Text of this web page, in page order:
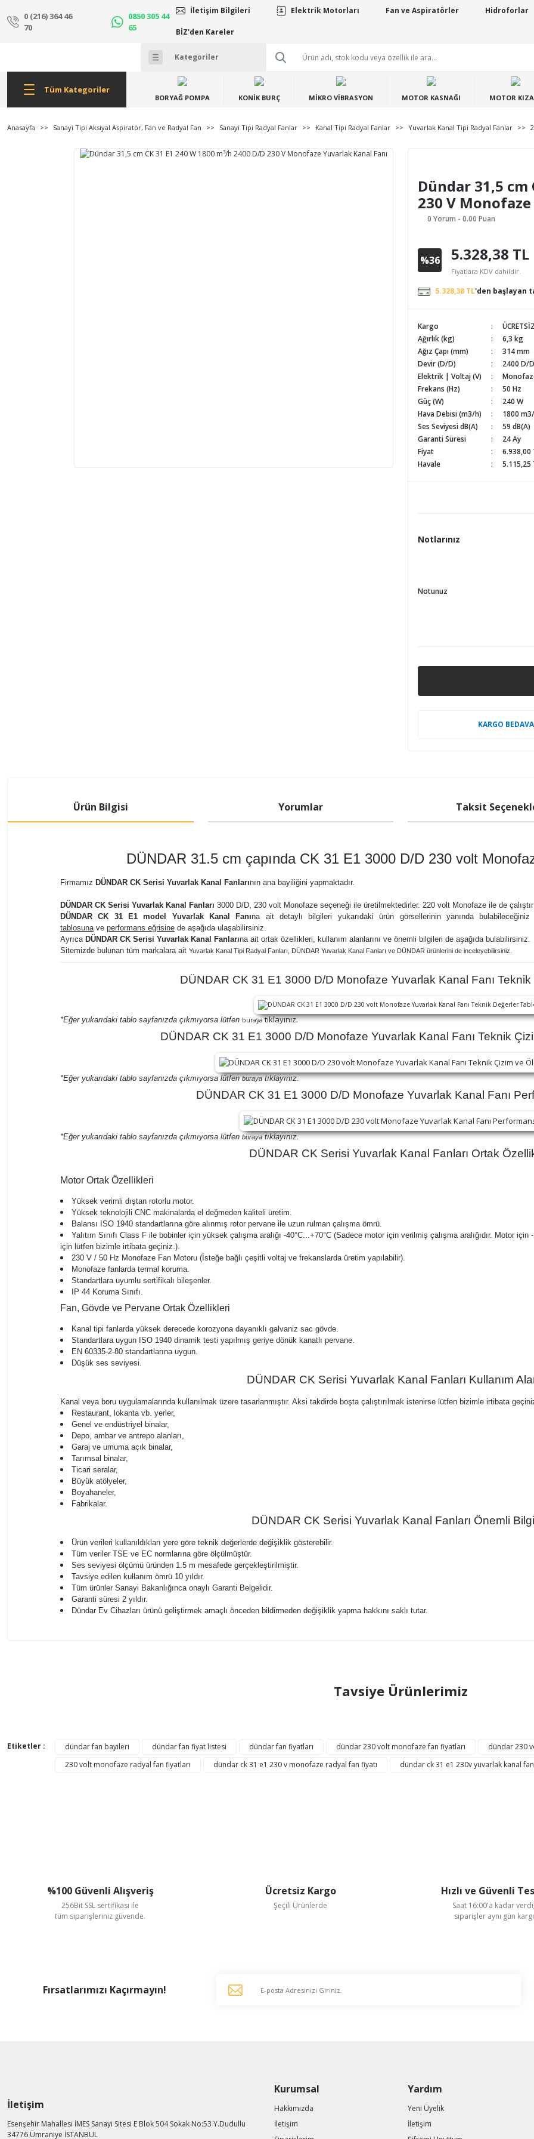
0 (216) 364 46
70
0850 305 44
65
İletişim Bilgileri Elektrik Motorları Fan ve Aspiratörler Hidroforlar
BİZ'den Kareler
Tüm Kategoriler
BORYAĞ POMPA KONİK BURÇ MİKRO VİBRASYON MOTOR KASNAĞI MOTOR
Anasayfa Sanayi Tipi Aksiyal Aspiratör, Fan ve Radyal Fan Sanayi Tipi Radyal Fanlar Kanal Tipi Radyal Fanlar Yuvarlak Kanal Tipi Radyal Fanlar
Dündar 31,5 cm
230 V
0 Yorum - 0.00 Puan
%36 5.328,38 TL
Fiyatlara KDV dahildir.
5.328,38 TL'den başlayan
Kargo
Ağırlık (kg)
6,3 kg
Ağız Çapı (mm)
314 mm
Devir (D/D)
2400 D/D
Elektrik | Voltaj (V)
Frekans (Hz)
50 Hz
Güç (W)
240 W
Hava Debisi (m3/h)
1800
Ses Seviyesi dB(A)
59 dB(A)
Garanti Süresi
24 Ay
Fiyat
6.938,00
Havale
5.115,25
Notlarınız
Notunuz
KARGO BEDAVA
Ürün Bilgisi Yorumlar Taksit
DÜNDAR 31.5 cm çapında CK 31 E1 3000 D/D 230 volt
Firmamız DÜNDAR CK Serisi Yuvarlak Kanal Fanlarının ana bayiliğini yapmaktadır.
DÜNDAR CK Serisi Yuvarlak Kanal Fanları 3000 D/D, 230 volt Monofaze seçeneği ile üretilmektedirler. 220 volt Monofaze ile de
DÜNDAR CK 31 E1 model Yuvarlak Kanal Fanına ait detaylı bilgileri yukarıdaki ürün görsellerinin yanında
tablosunave performans eğrisine de aşağıda ulaşabilirsiniz.
Ayrıca DÜNDAR CK Serisi Yuvarlak Kanal Fanlarına ait ortak özellikleri, kullanım alanlarını ve önemli bilgileri de aşağıda bulabilirsiniz.
Sitemizde bulunan tüm markalara ait Yuvarlak Kanal Tipi Radyal Fanları, DÜNDAR Yuvarlak Kanal Fanları ve DÜNDAR ürünlerini de inceleyebilirsiniz.
DÜNDAR CK 31 E1 3000 D/D Monofaze Yuvarlak Kanal Fanı
*Eğer yukarıdaki tablo sayfanızda çıkmıyorsa lütfen burayatıklayınız.
DÜNDAR CK 31 E1 3000 D/D Monofaze Yuvarlak Kanal Fanı Teknik
*Eğer yukarıdaki tablo sayfanızda çıkmıyorsa lütfenburayatıklayınız.
DÜNDAR CK 31 E1 3000 D/D Monofaze Yuvarlak Kanal Fanı
*Eğer yukarıdaki tablo sayfanızda çıkmıyorsa lütfen burayatıklayınız.
DÜNDAR CK Serisi Yuvarlak Kanal Fanları Ortak
Motor Ortak Özellikleri
Yüksek verimli dıştan rotorlu motor.
Yüksek teknolojili CNC makinalarda el değmeden kaliteli üretim.
Balansı ISO 1940 standartlarına göre alınmış rotor pervane ile uzun rulman çalışma ömrü.
Yalıtım Sınıfı Class F ile bobinler için yüksek çalışma aralığı -40°C...+70°C (Sadece motor için verilmiş çalışma aralığıdır. Motor için
için lütfen bizimle irtibata geçiniz.).
230 V / 50 Hz Monofaze Fan Motoru (İsteğe bağlı çeşitli voltaj ve frekanslarda üretim yapılabilir).
Monofaze fanlarda termal koruma.
Standartlara uyumlu sertifikalı bileşenler.
IP 44 Koruma Sınıfı.
Fan, Gövde ve Pervane Ortak Özellikleri
Kanal tipi fanlarda yüksek derecede korozyona dayanıklı galvaniz sac gövde.
Standartlara uygun ISO 1940 dinamik testi yapılmış geriye dönük kanatlı pervane.
EN 60335-2-80 standartlarına uygun.
Düşük ses seviyesi.
DÜNDAR CK Serisi Yuvarlak Kanal Fanları Kullanım
Kanal veya boru uygulamalarında kullanılmak üzere tasarlanmıştır. Aksi takdirde boşta çalıştırılmak istenirse lütfen bizimle irtibata
Restaurant, lokanta vb. yerler,
Genel ve endüstriyel binalar,
Depo, ambar ve antrepo alanları,
Garaj ve umuma açık binalar,
Tarımsal binalar,
Ticari seralar,
Büyük atölyeler,
Boyahaneler,
Fabrikalar.
DÜNDAR CK Serisi Yuvarlak Kanal Fanları Önemli
Ürün verileri kullanıldıkları yere göre teknik değerlerde değişiklik gösterebilir.
Tüm veriler TSE ve EC normlarına göre ölçülmüştür.
Ses seviyesi ölçümü üründen 1.5 m mesafede gerçekleştirilmiştir.
Tavsiye edilen kullanım ömrü 10 yıldır.
Tüm ürünler Sanayi Bakanlığınca onaylı Garanti Belgelidir.
Garanti süresi 2 yıldır.
Dündar Ev Cihazları ürünü geliştirmek amaçlı önceden bildirmeden değişiklik yapma hakkını saklı tutar.
Bu ürüne ilk yorumu siz yapın!
Ürün bilgilerinde hatalar bulunuyor.
Ürün fiyatı diğer sitelerden daha pahalı.
Tavsiye Ürünlerimiz
KARGO
BEDAVA
KARGO
BEDAVA
KARGO
KARGO
Etiketler : dündar fan bayileri dündar fan fiyat listesi dündar fan fiyatları dündar 230 volt monofaze fan fiyatları dündar 230
230 volt monofaze radyal fan fiyatları
dündar ck 31 e1 230 v monofaze radyal fan fiyatı dündar ck 31 e1 230v yuvarlak kanal
%100 Güvenli Alışveriş
256Bit SSL sertifikası ile
tüm siparişleriniz güvende.
Ücretsiz Kargo
Şeçili Ürünlerde
Hızlı ve Güvenli
Saat 16:00'a kadar
siparişler aynı gün
Fırsatlarımızı Kaçırmayın!
İletişim
Esenşehir Mahallesi İMES Sanayi Sitesi E Blok 504 Sokak No:53 Y.Dudullu
34776 Ümraniye İSTANBUL
Kurumsal
Hakkımızda
İletişim
Yardım
Yeni Üyelik
İletişim